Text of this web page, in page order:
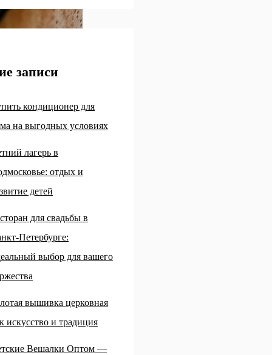
записи
кондиционер для
на выгодных условиях
лагерь в
отдых и
детей
для свадьбы в
Петербурге:
выбор для вашего
вышивка церковная
искусство и традиция
Вешалки Оптом —